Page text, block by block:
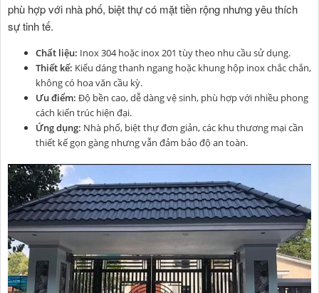
phù hợp với nhà phố, biệt thự có mặt tiền rộng nhưng yêu thích
sự tinh tế.
Chất liệu: Inox 304 hoặc inox 201 tùy theo nhu cầu sử dụng.
Thiết kế: Kiểu dáng thanh ngang hoặc khung hộp inox chắc chắn,
không có hoa văn cầu kỳ.
Ưu điểm: Độ bền cao, dễ dàng vệ sinh, phù hợp với nhiều phong
cách kiến trúc hiện đại.
Ứng dụng: Nhà phố, biệt thự đơn giản, các khu thương mại cần
thiết kế gọn gàng nhưng vẫn đảm bảo độ an toàn.